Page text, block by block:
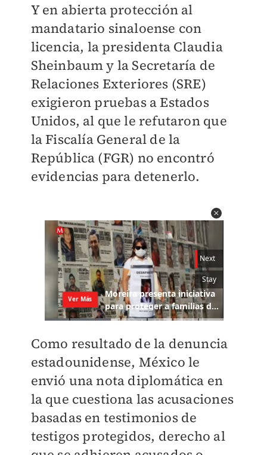
Y en abierta protección al
mandatario sinaloense con
licencia, la presidenta Claudia
Sheinbaum y la Secretaría de
Relaciones Exteriores (SRE)
exigieron pruebas a Estados
Unidos, al que le refutaron que
la Fiscalía General de la
República (FGR) no encontró
evidencias para detenerlo.
Como resultado de la denuncia
estadounidense, México le
envió una nota diplomática en
la que cuestiona las acusaciones
basadas en testimonios de
testigos protegidos, derecho al